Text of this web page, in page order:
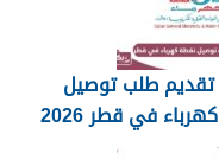
تقديم طلب توصيل
في قطر 2026